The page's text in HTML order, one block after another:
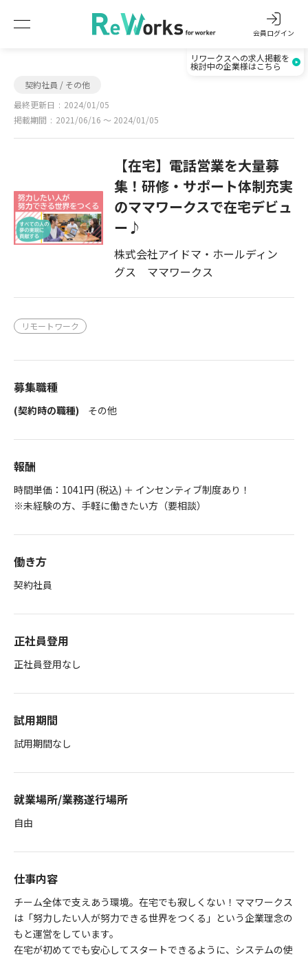
会員ログイン
リワークスへの求人掲載を
検討中の企業様はこちら
契約社員 / その他
最終更新日
2024/01/05
掲載期間
2021/06/16 〜 2024/01/05
【在宅】電話営業を大量募
集！研修・サポート体制充実
のママワークスで在宅デビュ
ー♪
株式会社アイドマ・ホールディン
グス ママワークス
リモートワーク
募集職種
(契約時の職種) その他
報酬
時間単価：1041円 (税込) ＋ インセンティブ制度あり！
※未経験の方、手軽に働きたい方（要相談）
働き方
契約社員
正社員登用
正社員登用なし
試用期間
試用期間なし
就業場所/業務遂行場所
自由
仕事内容
チーム全体で支えあう環境。在宅でも寂しくない！ママワークス
は「努力したい人が努力できる世界をつくる」という企業理念の
もと運営をしています。
在宅が初めてでも安心してスタートできるように、システムの使